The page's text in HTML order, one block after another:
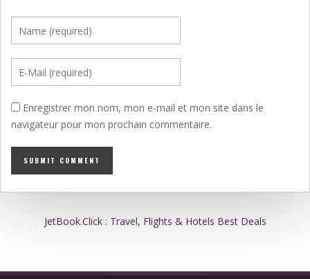
Enregistrer mon nom, mon e-mail et mon site dans le
navigateur pour mon prochain commentaire.
JetBook.Click : Travel, Flights & Hotels Best Deals